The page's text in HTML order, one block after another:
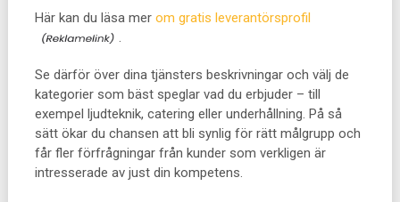
Här kan du läsa mer om gratis leverantörsprofil
.
Se därför över dina tjänsters beskrivningar och välj de
kategorier som bäst speglar vad du erbjuder – till
exempel ljudteknik, catering eller underhållning. På så
sätt ökar du chansen att bli synlig för rätt målgrupp och
får fler förfrågningar från kunder som verkligen är
intresserade av just din kompetens.